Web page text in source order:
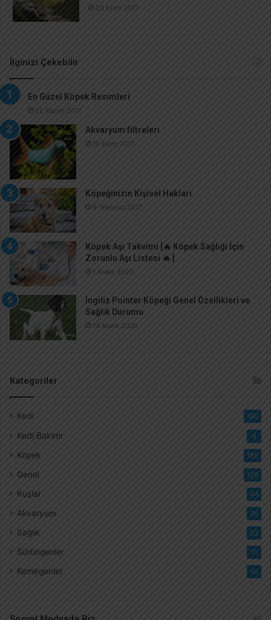
23 Ekim 2017
İlginizi Çekebilir
En Güzel Köpek Resimleri
22 Kasım 2017
Akvaryum filtreleri
18 Ekim 2017
Köpeğinizin Kişisel Hakları
9 Temmuz 2017
Köpek Aşı Takvimi [🔥 Köpek Sağlığı İçin
Zorunlu Aşı Listesi 🔥 ]
1 Aralık 2020
İngiliz Pointer Köpeği Genel Özellikleri ve
Sağlık Durumu
14 Aralık 2020
Kategoriler
Kedi 190
Kedi Bakımı 4
Köpek 185
Genel 129
Kuşlar 44
Akvaryum 36
Sağlık 23
Sürüngenler 11
Kemirgenler 10